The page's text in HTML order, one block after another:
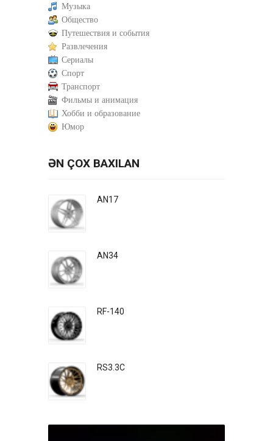
Музыка
Общество
Путешествия и события
Развлечения
Сериалы
Спорт
Транспорт
Фильмы и анимация
Хобби и образование
Юмор
ƏN ÇOX BAXILAN
AN17
AN34
RF-140
RS3.3C